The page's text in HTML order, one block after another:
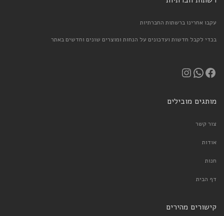
עקבו אחרינו ברשתות החברתיות
בכדי לקבל חדשות ועדכונים על הנחות ומוצרים שונים וחדשים באתר
Facebook
WhatsApp
Instagram
מותגים מובילים
צור קשר
אודות
חנות
דף הבית
קישורים מהירים